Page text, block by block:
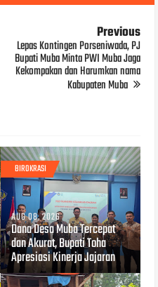
Previous
Lepas Kontingen Porseniwada, PJ
Bupati Muba Minta PWI Muba Jaga
Kekompakan dan Harumkan nama
Kabupaten Muba
BIROKRASI
AUG 08, 2026
Dana Desa Muba Tercepat
dan Akurat, Bupati Toha
Apresiasi Kinerja Jajaran